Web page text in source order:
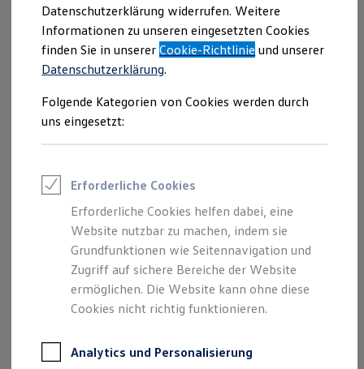
Branchenlösungen & Gewerbekunden
Umbaulösungen und Hersteller finden
Auf- und Umbauten entdecken & konfigurieren
Groß- und Sonderkunden
Großkunden
Journalisten
Sportvereine
Branchenlösungen
Bau & Handwerk
Kurier, Logistik & Handel
Kühlfahrzeuge
Feuerwehr
Rettungsdienste
ONE Business ID Vorteile
Fahrzeugsuche & Marktplatz
Fahrzeugsuche
Fahrzeuge online kaufen
Digitaler Marktplatz
Aktionen & Angebote
Datenschutzerklärung widerrufen. Weitere
Informationen zu unseren eingesetzten Cookies
finden Sie in unsererCookie-Richtlinie und unserer
Datenschutzerklärung.
Folgende Kategorien von Cookies werden durch
uns eingesetzt:
Erforderliche Cookies
Erforderliche Cookies helfen dabei, eine
Website nutzbar zu machen, indem sie
Grundfunktionen wie Seitennavigation und
Zugriff auf sichere Bereiche der Website
ermöglichen. Die Website kann ohne diese
Cookies nicht richtig funktionieren.
Analytics und Personalisierung